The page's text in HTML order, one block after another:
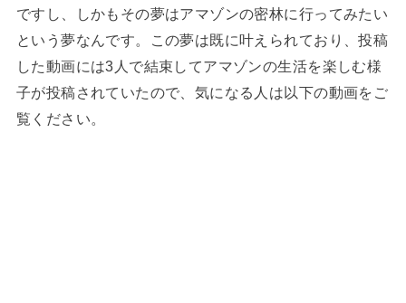
ですし、しかもその夢はアマゾンの密林に行ってみたい
という夢なんです。この夢は既に叶えられており、投稿
した動画には3人で結束してアマゾンの生活を楽しむ様
子が投稿されていたので、気になる人は以下の動画をご
覧ください。